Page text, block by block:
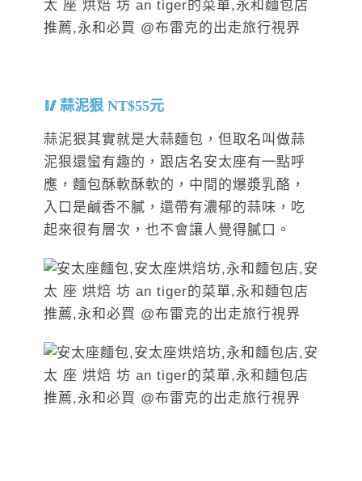
蒜泥狠 NT$55元
蒜泥狠其實就是大蒜麵包，但取名叫做蒜
泥狠還蠻有趣的，跟店名安太座有一點呼
應，麵包酥軟酥軟的，中間的爆漿乳酪，
入口是鹹香不膩，還帶有濃郁的蒜味，吃
起來很有層次，也不會讓人覺得膩口。